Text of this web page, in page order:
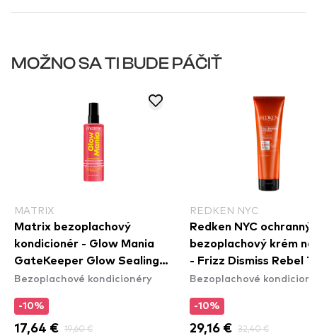
MOŽNO SA TI BUDE PÁČIŤ
MATRIX
Matrix bezoplachový
kondicionér - Glow Mania
GateKeeper Glow Sealing
Leave-In Conditioner
Bezoplachové kondicionéry
-10%
17,64 € 19,60 €
REDKEN NYC
Redken NYC ochranný
bezoplachový krém na
- Frizz Dismiss Rebel
Cream
Bezoplachové
-10%
29,16 € 32,40 €